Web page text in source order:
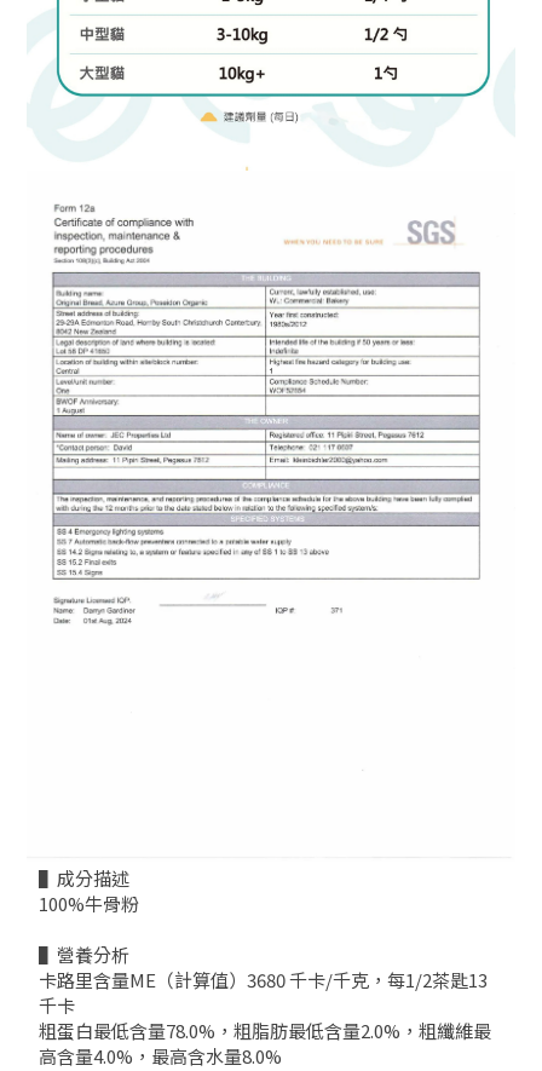
▌成分描述
100%牛骨粉
▌營養分析
卡路里含量ME（計算值）3680 千卡/千克，每1/2茶匙13
千卡
粗蛋白最低含量78.0%，粗脂肪最低含量2.0%，粗纖維最
高含量4.0%，最高含水量8.0%